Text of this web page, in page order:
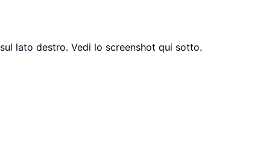
sul lato destro. Vedi lo screenshot qui sotto.